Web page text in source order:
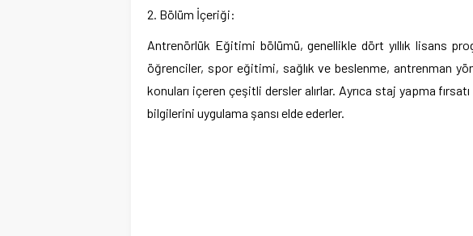
2. Bölüm İçeriği:
Antrenörlük Eğitimi bölümü, genellikle dört yıllık lisans
öğrenciler, spor eğitimi, sağlık ve beslenme, antrenman
konuları içeren çeşitli dersler alırlar. Ayrıca staj yapma
bilgilerini uygulama şansı elde ederler.